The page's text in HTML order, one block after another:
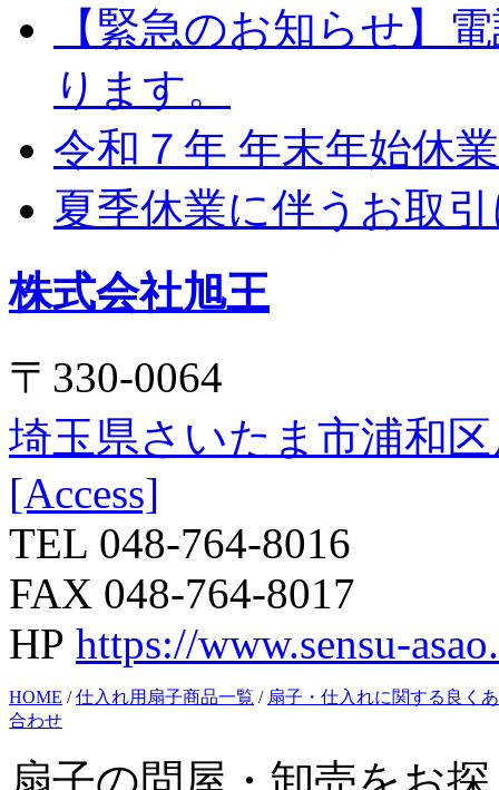
【緊急のお知らせ】
ります。
令和７年 年末年始休
夏季休業に伴うお取
株式会社旭王
〒330-0064
埼玉県さいたま市浦和
[Access]
TEL 048-764-8016
FAX 048-764-8017
HP https://www.sensu-
HOME /仕入れ用扇子商品一覧 / 扇子・仕入れに関する良く
合わせ
扇子の問屋・卸売をお